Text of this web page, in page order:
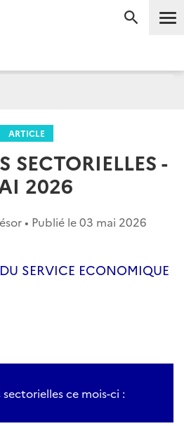
ARTICLE
SECTORIELLES -
2026
• Publié le03 mai 2026
SERVICE ECONOMIQUE
ce mois-ci :